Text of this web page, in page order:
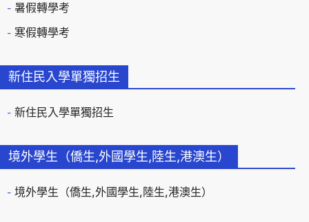
暑假轉學考
寒假轉學考
新住民入學單獨招生
新住民入學單獨招生
境外學生（僑生,外國學生,陸生,港澳生）
境外學生（僑生,外國學生,陸生,港澳生）